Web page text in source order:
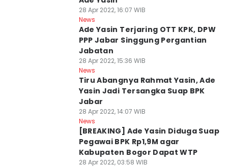
28 Apr 2022, 16:07 WIB
News
Ade Yasin Terjaring OTT KPK, DPW
PPP Jabar Singgung Pergantian
Jabatan
28 Apr 2022, 15:36 WIB
News
Tiru Abangnya Rahmat Yasin, Ade
Yasin Jadi Tersangka Suap BPK
Jabar
28 Apr 2022, 14:07 WIB
News
[BREAKING] Ade Yasin Diduga Suap
Pegawai BPK Rp1,9M agar
Kabupaten Bogor Dapat WTP
28 Apr 2022, 03:58 WIB